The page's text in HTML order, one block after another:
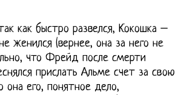
как быстро развелся, Кокошка –
женился (вернее, она за него не
что Фрейд после смерти
прислать Альме счет за свою
она его, понятное дело,